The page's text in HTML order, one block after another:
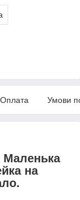
Оплата Умови
Маленька
на